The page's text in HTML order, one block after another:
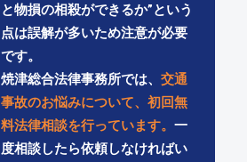
と物損の相殺ができるか”という
点は誤解が多いため注意が必要
です。
焼津総合法律事務所では、 交通
事故のお悩みについて、初回無
料法律相談を行っています。 一
度相談したら依頼しなければい